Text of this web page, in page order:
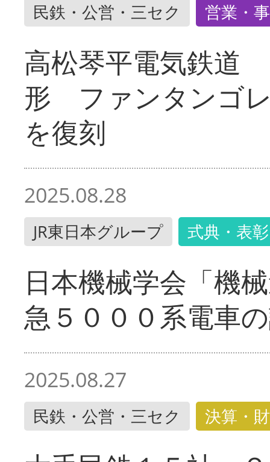
民鉄・公営・三セク 営業・
高松琴平電気鉄道
形 ファンタンゴ
を復刻
2025.08.28
JR東日本グループ 式典・表彰
日本機械学会「機
急５０００系電車
2025.08.27
民鉄・公営・三セク 決算・